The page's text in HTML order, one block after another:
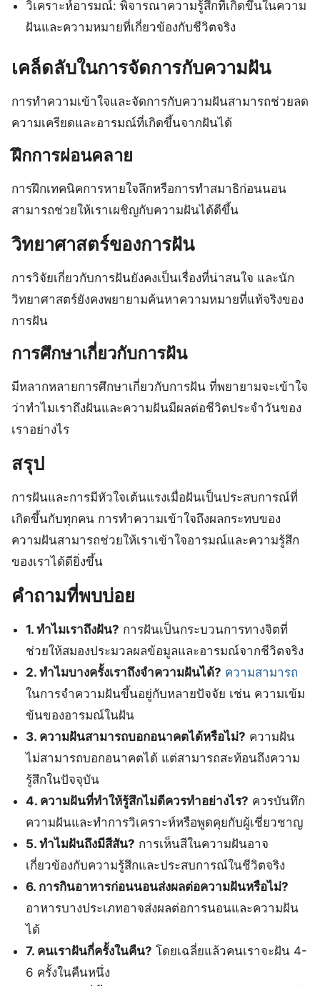
วิเคราะห์อารมณ์: พิจารณาความรู้สึกที่เกิดขึ้นในความ
ฝันและความหมายที่เกี่ยวข้องกับชีวิตจริง
เคล็ดลับในการจัดการกับความฝัน
การทำความเข้าใจและจัดการกับความฝันสามารถช่วยลด
ความเครียดและอารมณ์ที่เกิดขึ้นจากฝันได้
ฝึกการผ่อนคลาย
การฝึกเทคนิคการหายใจลึกหรือการทำสมาธิก่อนนอน
สามารถช่วยให้เราเผชิญกับความฝันได้ดีขึ้น
วิทยาศาสตร์ของการฝัน
การวิจัยเกี่ยวกับการฝันยังคงเป็นเรื่องที่น่าสนใจ และนัก
วิทยาศาสตร์ยังคงพยายามค้นหาความหมายที่แท้จริงของ
การฝัน
การศึกษาเกี่ยวกับการฝัน
มีหลากหลายการศึกษาเกี่ยวกับการฝัน ที่พยายามจะเข้าใจ
ว่าทำไมเราถึงฝันและความฝันมีผลต่อชีวิตประจำวันของ
เราอย่างไร
สรุป
การฝันและการมีหัวใจเต้นแรงเมื่อฝันเป็นประสบการณ์ที่
เกิดขึ้นกับทุกคน การทำความเข้าใจถึงผลกระทบของ
ความฝันสามารถช่วยให้เราเข้าใจอารมณ์และความรู้สึก
ของเราได้ดียิ่งขึ้น
คำถามที่พบบ่อย
1. ทำไมเราถึงฝัน? การฝันเป็นกระบวนการทางจิตที่
ช่วยให้สมองประมวลผลข้อมูลและอารมณ์จากชีวิตจริง
2. ทำไมบางครั้งเราถึงจำความฝันได้? ความสามารถ
ในการจำความฝันขึ้นอยู่กับหลายปัจจัย เช่น ความเข้ม
ข้นของอารมณ์ในฝัน
3. ความฝันสามารถบอกอนาคตได้หรือไม่? ความฝัน
ไม่สามารถบอกอนาคตได้ แต่สามารถสะท้อนถึงความ
รู้สึกในปัจจุบัน
4. ความฝันที่ทำให้รู้สึกไม่ดีควรทำอย่างไร? ควรบันทึก
ความฝันและทำการวิเคราะห์หรือพูดคุยกับผู้เชี่ยวชาญ
5. ทำไมฝันถึงมีสีสัน? การเห็นสีในความฝันอาจ
เกี่ยวข้องกับความรู้สึกและประสบการณ์ในชีวิตจริง
6. การกินอาหารก่อนนอนส่งผลต่อความฝันหรือไม่?
อาหารบางประเภทอาจส่งผลต่อการนอนและความฝัน
ได้
7. คนเราฝันกี่ครั้งในคืน? โดยเฉลี่ยแล้วคนเราจะฝัน 4-
6 ครั้งในคืนหนึ่ง